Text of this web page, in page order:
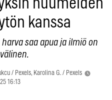
huumeiden
kanssa
saa apua ja ilmiö on
/ Pexels, Karolina G. / Pexels
16:13